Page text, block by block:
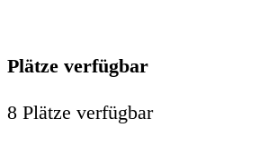
Plätze verfügbar
8 Plätze verfügbar